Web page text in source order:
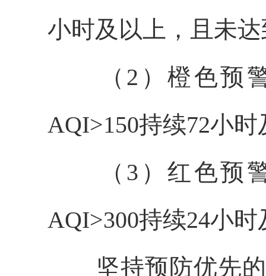
小时及以上，且未
（2）橙色预警
AQI>150持续72小
（3）红色预警
AQI>300持续24小
坚持预防优先的